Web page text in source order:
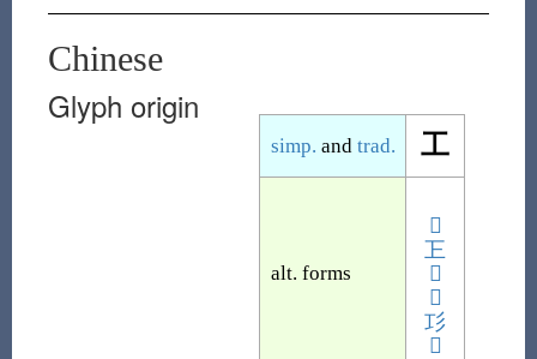
Chinese
simp. and trad. 工
alt. forms
𠜝
㠪
𢀚
𢒅
㣉
𢒄
Glyph origin